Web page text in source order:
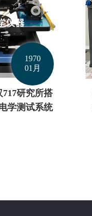
搭建半导体
系统
1970
01月